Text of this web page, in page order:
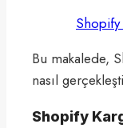
Shopify
Bu makalede,
nasıl
Shopify